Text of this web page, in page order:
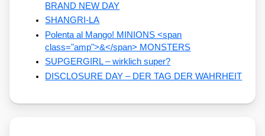
BRAND NEW DAY
SHANGRI-LA
Polenta al Mango! MINIONS <span
class="amp">&</span> MONSTERS
SUPGERGIRL – wirklich super?
DISCLOSURE DAY – DER TAG DER WAHRHEIT